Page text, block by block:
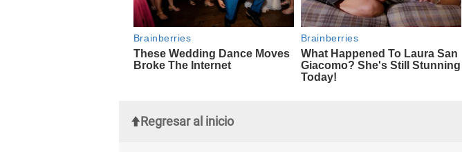
Regresar al inicio